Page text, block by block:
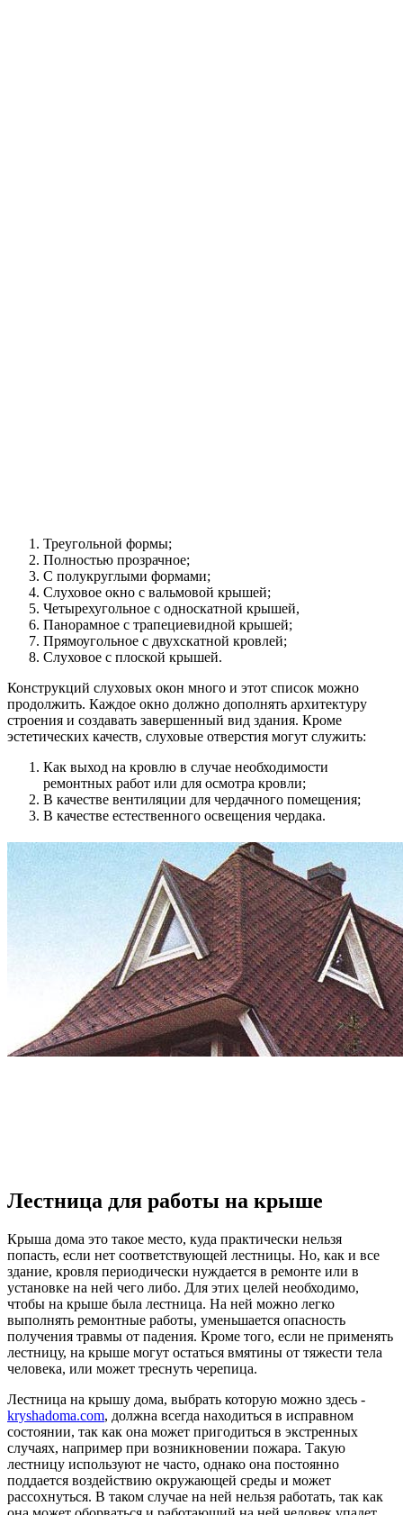
Треугольной формы;
Полностью прозрачное;
С полукруглыми формами;
Слуховое окно с вальмовой крышей;
Четырехугольное с односкатной крышей,
Панорамное с трапециевидной крышей;
Прямоугольное с двухскатной кровлей;
Слуховое с плоской крышей.
Конструкций слуховых окон много и этот список можно
продолжить. Каждое окно должно дополнять архитектуру
строения и создавать завершенный вид здания. Кроме
эстетических качеств, слуховые отверстия могут служить:
Как выход на кровлю в случае необходимости
ремонтных работ или для осмотра кровли;
В качестве вентиляции для чердачного помещения;
В качестве естественного освещения чердака.
Лестница для работы на крыше
Крыша дома это такое место, куда практически нельзя
попасть, если нет соответствующей лестницы. Но, как и все
здание, кровля периодически нуждается в ремонте или в
установке на ней чего либо. Для этих целей необходимо,
чтобы на крыше была лестница. На ней можно легко
выполнять ремонтные работы, уменьшается опасность
получения травмы от падения. Кроме того, если не применять
лестницу, на крыше могут остаться вмятины от тяжести тела
человека, или может треснуть черепица.
Лестница на крышу дома, выбрать которую можно здесь -
kryshadoma.com, должна всегда находиться в исправном
состоянии, так как она может пригодиться в экстренных
случаях, например при возникновении пожара. Такую
лестницу используют не часто, однако она постоянно
поддается воздействию окружающей среды и может
рассохнуться. В таком случае на ней нельзя работать, так как